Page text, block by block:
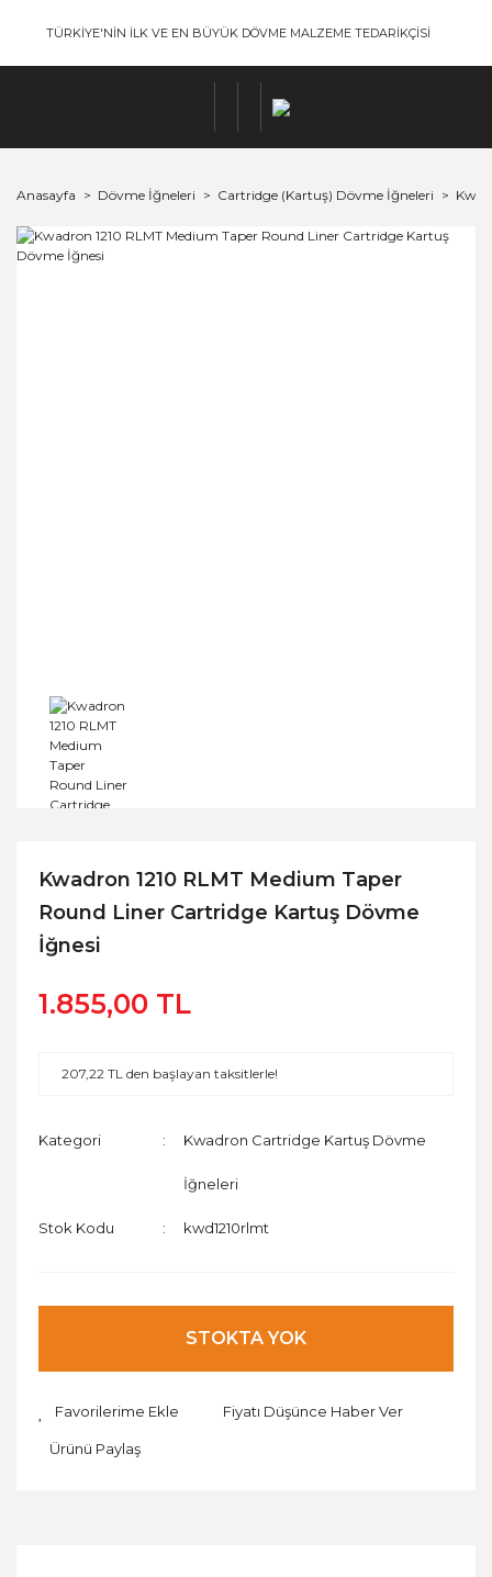
TÜRKİYE'NİN İLK VE EN BÜYÜK DÖVME MALZEME TEDARİKÇİSİ
Anasayfa Dövme İğneleri Cartridge (Kartuş) Dövme İğneleri
Kwadron 1210 RLMT Medium Taper
Round Liner Cartridge Kartuş Dövme
İğnesi
1.855,00 TL
207,22 TL den başlayan taksitlerle!
Kategori Kwadron Cartridge Kartuş Dövme
İğneleri
Stok Kodu kwd1210rlmt
STOKTA YOK
Fiyatı Düşünce Haber Ver
Ürünü Paylaş